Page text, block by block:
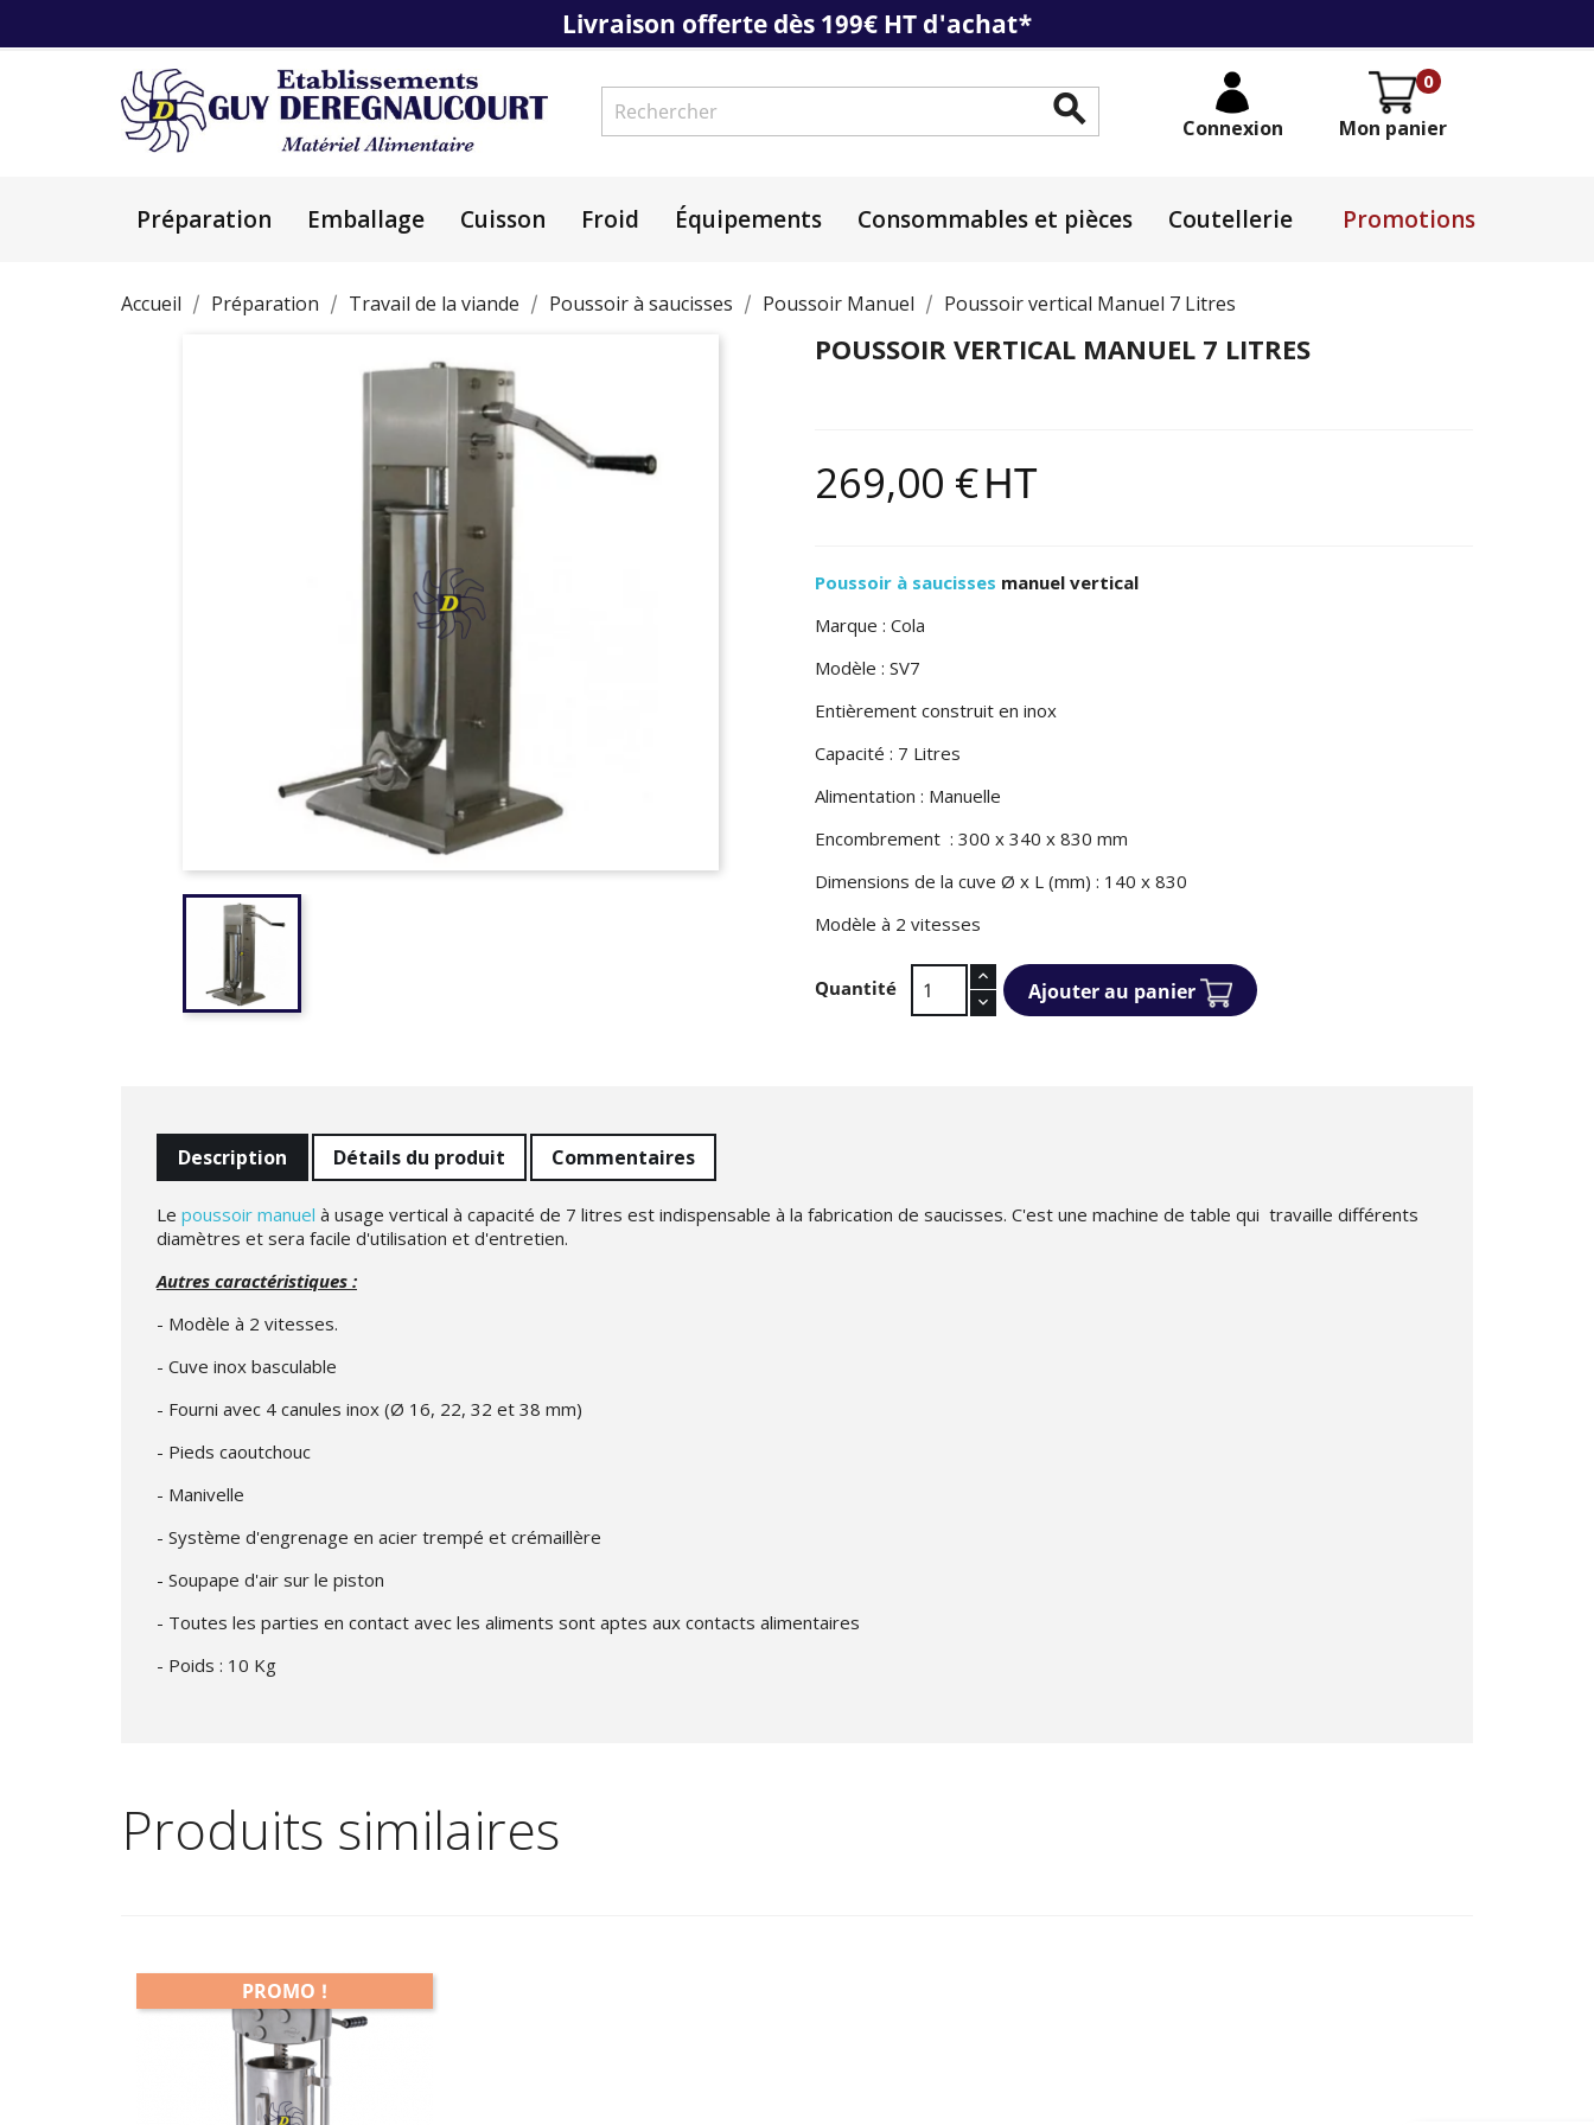
Livraison offerte dès 199€ HT d'achat*
0
Mon panier
 Connexion
Préparation Emballage Cuisson Froid Équipements Consommables et pièces Coutellerie Promotions
Accueil Préparation Travail de la viande Poussoir à saucisses Poussoir Manuel Poussoir vertical Manuel 7 Litres
POUSSOIR VERTICAL MANUEL 7 LITRES
269,00 €HT
Poussoir à saucisses manuel vertical
Marque : Cola
Modèle : SV7
Entièrement construit en inox
Capacité : 7 Litres
Alimentation : Manuelle
Encombrement : 300 x 340 x 830 mm
Dimensions de la cuve Ø x L (mm) : 140 x 830
Modèle à 2 vitesses
Quantité Ajouter au panier
Description Détails du produit Commentaires
Le poussoir manuel à usage vertical à capacité de 7 litres est indispensable à la fabrication de saucisses. C'est une machine de table qui travaille différents
diamètres et sera facile d'utilisation et d'entretien.
Autres caractéristiques :
- Modèle à 2 vitesses.
- Cuve inox basculable
- Fourni avec 4 canules inox (Ø 16, 22, 32 et 38 mm)
- Pieds caoutchouc
- Manivelle
- Système d'engrenage en acier trempé et crémaillère
- Soupape d'air sur le piston
- Toutes les parties en contact avec les aliments sont aptes aux contacts alimentaires
- Poids : 10 Kg
Produits similaires
PROMO !